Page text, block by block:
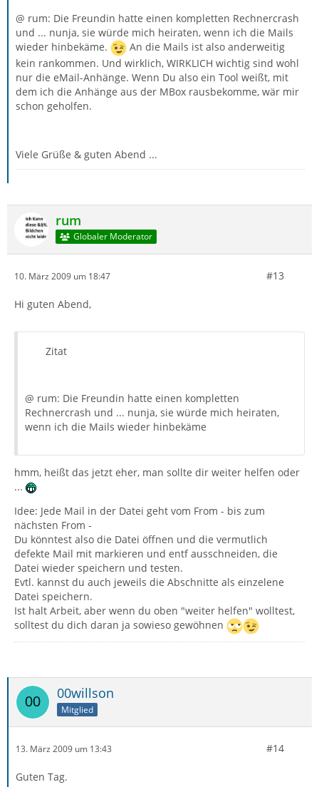
@ rum: Die Freundin hatte einen kompletten Rechnercrash
und ... nunja, sie würde mich heiraten, wenn ich die Mails
wieder hinbekäme.
An die Mails ist also anderweitig
kein rankommen. Und wirklich, WIRKLICH wichtig sind wohl
nur die eMail-Anhänge. Wenn Du also ein Tool weißt, mit
dem ich die Anhänge aus der MBox rausbekomme, wär mir
schon geholfen.
Viele Grüße & guten Abend ...
rum
Globaler Moderator
10. März 2009 um 18:47 #13
Hi guten Abend,
Zitat
@ rum: Die Freundin hatte einen kompletten
Rechnercrash und ... nunja, sie würde mich heiraten,
wenn ich die Mails wieder hinbekäme
hmm, heißt das jetzt eher, man sollte dir weiter helfen oder
...
Idee: Jede Mail in der Datei geht vom From - bis zum
nächsten From -
Du könntest also die Datei öffnen und die vermutlich
defekte Mail mit markieren und entf ausschneiden, die
Datei wieder speichern und testen.
Evtl. kannst du auch jeweils die Abschnitte als einzelene
Datei speichern.
Ist halt Arbeit, aber wenn du oben "weiter helfen" wolltest,
solltest du dich daran ja sowieso gewöhnen
00willson
Mitglied
13. März 2009 um 13:43 #14
Guten Tag.